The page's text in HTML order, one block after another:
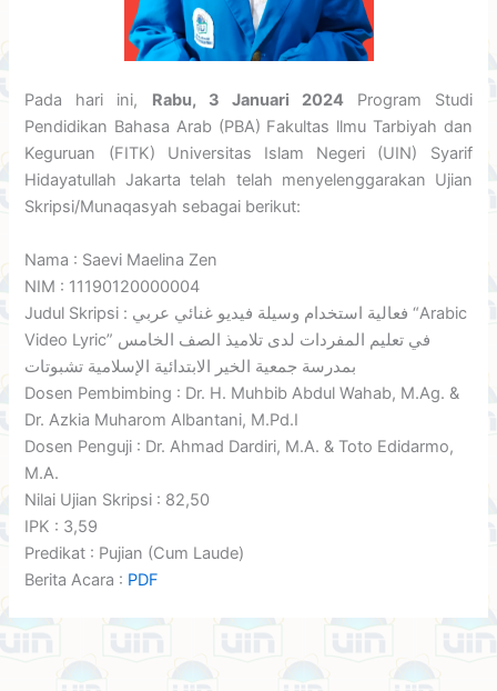
Pada hari ini, Rabu, 3 Januari 2024Program Studi
Pendidikan Bahasa Arab (PBA) Fakultas llmu Tarbiyah dan
Keguruan (FITK) Universitas Islam Negeri (UIN) Syarif
Hidayatullah Jakarta telah telah menyelenggarakan Ujian
Skripsi/Munaqasyah sebagai berikut:
Nama : Saevi Maelina Zen
NIM : 11190120000004
Judul Skripsi : فعالية استخدام وسيلة فيديو غنائي عربي “Arabic
Video Lyric” في تعليم المفردات لدى تلاميذ الصف الخامس
بمدرسة جمعية الخير الابتدائية الإسلامية تشبوتات
Dosen Pembimbing : Dr. H. Muhbib Abdul Wahab, M.Ag. &
Dr. Azkia Muharom Albantani, M.Pd.I
Dosen Penguji : Dr. Ahmad Dardiri, M.A. & Toto Edidarmo,
M.A.
Nilai Ujian Skripsi : 82,50
IPK : 3,59
Predikat : Pujian (Cum Laude)
Berita Acara : PDF